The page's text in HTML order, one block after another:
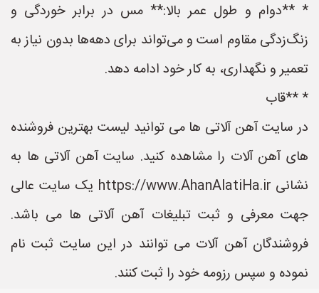
* **دوام و طول عمر بالا:** مس در برابر خوردگی و
زنگ‌زدگی مقاوم است و می‌تواند برای دهه‌ها بدون نیاز به
تعمیر و نگهداری، به کار خود ادامه دهد.
* **قاب
در سایت آهن آلاتی ها می توانید لیست بهترین فروشنده
های آهن آلات را مشاهده کنید. سایت آهن آلاتی ها به
نشانی https://www.AhanAlatiHa.ir یک سایت عالی
جهت معرفی و ثبت تبلیغات آهن آلاتی ها می باشد.
فروشندگان آهن آلات می توانند در این سایت ثبت نام
نموده و سپس رزومه خود را ثبت کنند.